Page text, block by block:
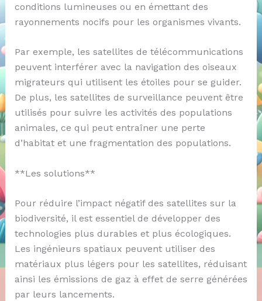
conditions lumineuses ou en émettant des
rayonnements nocifs pour les organismes vivants.
Par exemple, les satellites de télécommunications
peuvent interférer avec la navigation des oiseaux
migrateurs qui utilisent les étoiles pour se guider.
De plus, les satellites de surveillance peuvent être
utilisés pour suivre les activités des populations
animales, ce qui peut entraîner une perte
d’habitat et une fragmentation des populations.
**Les solutions**
Pour réduire l’impact négatif des satellites sur la
biodiversité, il est essentiel de développer des
technologies plus durables et plus écologiques.
Les ingénieurs spatiaux peuvent utiliser des
matériaux plus légers pour les satellites, réduisant
ainsi les émissions de gaz à effet de serre générées
par leurs lancements.